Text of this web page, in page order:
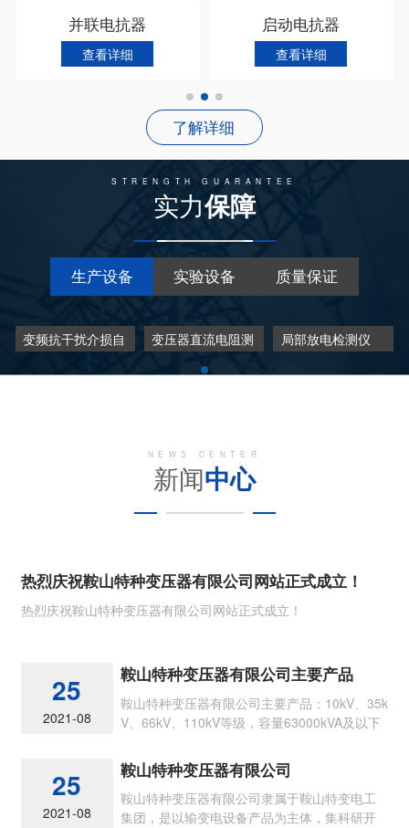
并联电抗器
查看详细
启动电抗器
查看详细
了解详细
STRENGTH GUARANTEE
实力保障
生产设备 实验设备 质量保证
变频抗干扰介损自
变压器直流电阻测
局部放电检测仪
NEWS CENTER
新闻中心
热烈庆祝鞍山特种变压器有限公司网站正式成立！
热烈庆祝鞍山特种变压器有限公司网站正式成立！
25
2021-08
鞍山特种变压器有限公司主要产品
鞍山特种变压器有限公司主要产品：10kV、35k
V、66kV、110kV等级，容量63000kVA及以下
25
2021-08
鞍山特种变压器有限公司
鞍山特种变压器有限公司隶属于鞍山特变电工
集团，是以输变电设备产品为主体，集科研开